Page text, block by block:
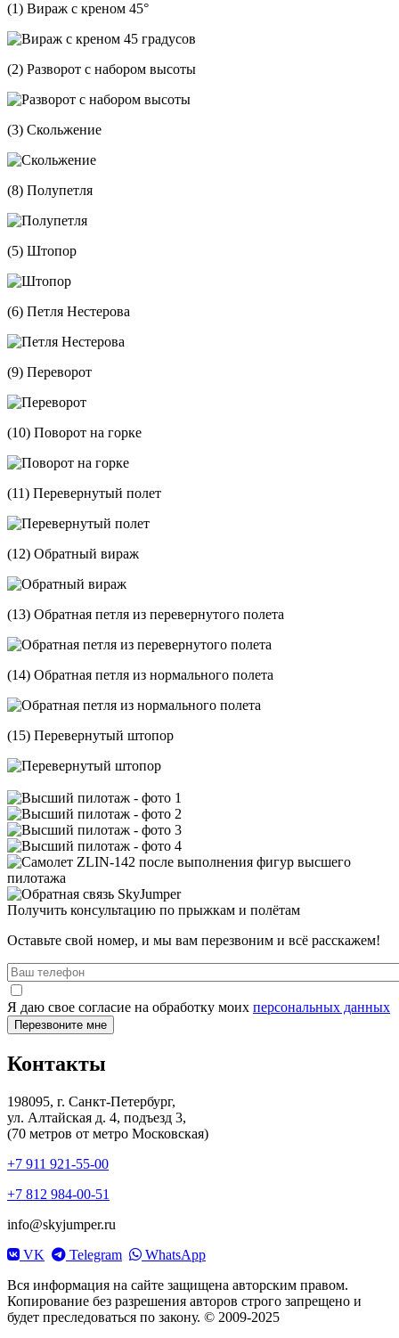
(1) Вираж с креном 45°
(2) Разворот с набором высоты
(3) Скольжение
(8) Полупетля
(5) Штопор
(6) Петля Нестерова
(9) Переворот
(10) Поворот на горке
(11) Перевернутый полет
(12) Обратный вираж
(13) Обратная петля из перевернутого полета
(14) Обратная петля из нормального полета
(15) Перевернутый штопор
Получить консультацию по прыжкам и полётам
Оставьте свой номер, и мы вам перезвоним и всё расскажем!
Я даю свое согласие на обработку моих персональных данных
Контакты
198095, г. Санкт-Петербург,
ул. Алтайская д. 4, подъезд 3,
(70 метров от метро Московская)
+7 911 921-55-00
+7 812 984-00-51
info@skyjumper.ru
VK
Telegram
WhatsApp
Вся информация на сайте защищена авторским правом.
Копирование без разрешения авторов строго запрещено и
будет преследоваться по закону. © 2009-2025